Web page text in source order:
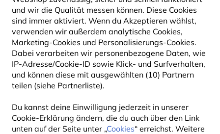
und wir die Qualität messen können. Diese Cookies
sind immer aktiviert. Wenn du Akzeptieren wählst,
verwenden wir außerdem analytische Cookies,
Marketing-Cookies und Personalisierungs-Cookies.
Dabei verarbeiten wir personenbezogene Daten, wie
IP-Adresse/Cookie-ID sowie Klick- und Surfverhalten,
und können diese mit ausgewählten (10) Partnern
teilen (siehe Partnerliste).
Du kannst deine Einwilligung jederzeit in unserer
Cookie-Erklärung ändern, die du auch über den Link
unten auf der Seite unter „Cookies“ erreichst. Weitere